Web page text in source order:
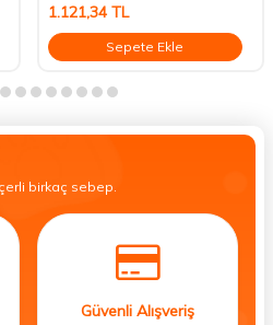
1.121,34TL
Sepete Ekle
birkaç sebep.
Güvenli Alışveriş